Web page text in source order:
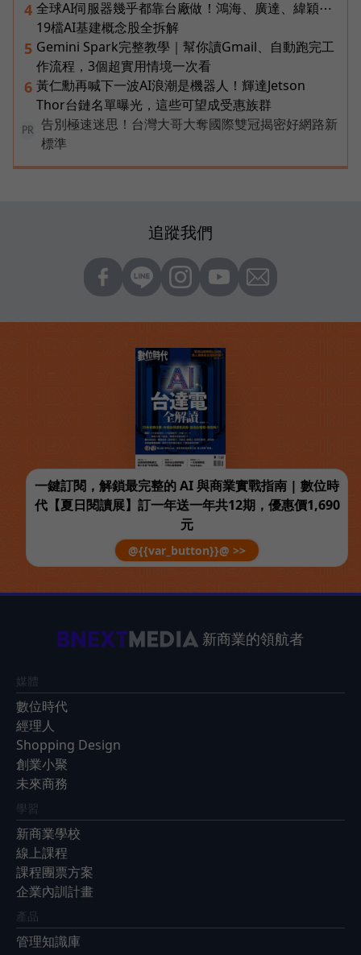
4 全球AI伺服器幾乎都靠台廠做！鴻海、廣達、緯穎⋯
19檔AI基建概念股全拆解
5 Gemini Spark完整教學｜幫你讀Gmail、自動跑完工
作流程，3個超實用情境一次看
6 黃仁勳再喊下一波AI浪潮是機器人！輝達Jetson
Thor台鏈名單曝光，這些可望成受惠族群
PR
告別極速迷思！台灣大哥大奪國際雙冠揭密好網路新
標準
追蹤我們
一鍵訂閱，解鎖最完整的 AI 與商業實戰指南 | 數位時
代【夏日閱讀展】訂一年送一年共12期，優惠價1,690
元
@{{var_button}}@ >>
新商業的領航者
媒體
數位時代
經理人
Shopping Design
創業小聚
未來商務
學習
新商業學校
線上課程
課程團票方案
企業內訓計畫
產品
管理知識庫